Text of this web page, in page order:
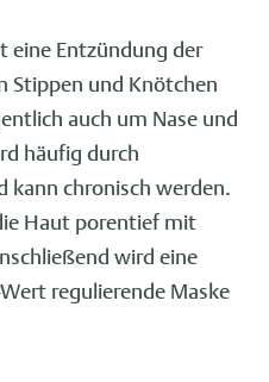
eine Entzündung der
Stippen und Knötchen
auch um Nase und
häufig durch
kann chronisch werden.
Haut porentief mit
wird eine
regulierende Maske